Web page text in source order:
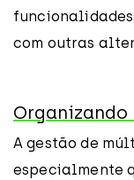
com outras
A gestão de
especialmente